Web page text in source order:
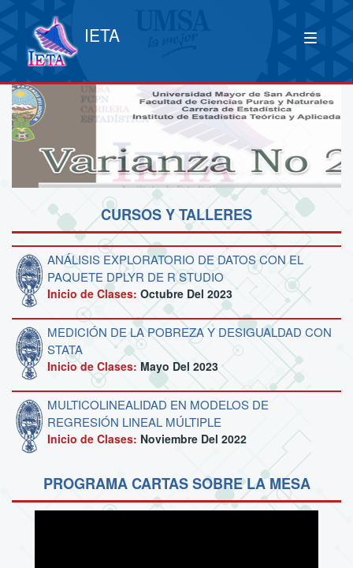
IETA
CURSOS Y TALLERES
ANÁLISIS EXPLORATORIO DE DATOS CON EL
PAQUETE DPLYR DE R STUDIO
Inicio de Clases: Octubre Del 2023
MEDICIÓN DE LA POBREZA Y DESIGUALDAD CON
STATA
Inicio de Clases:Mayo Del 2023
MULTICOLINEALIDAD EN MODELOS DE
REGRESIÓN LINEAL MÚLTIPLE
Inicio de Clases: Noviembre Del 2022
PROGRAMA CARTAS SOBRE LA MESA